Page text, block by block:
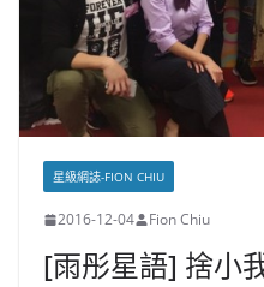
星級網誌-FION CHIU
2016-12-04 Fion Chiu
[雨彤星語] 捨小